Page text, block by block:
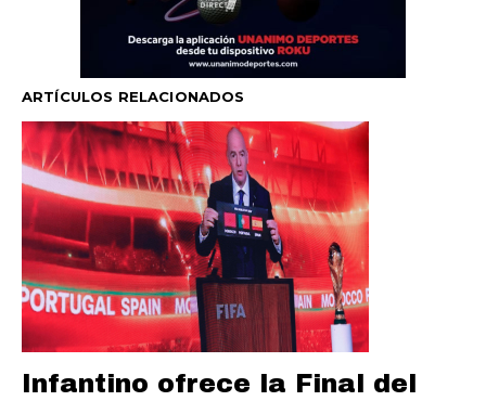
ARTÍCULOS RELACIONADOS
Infantino ofrece la Final del